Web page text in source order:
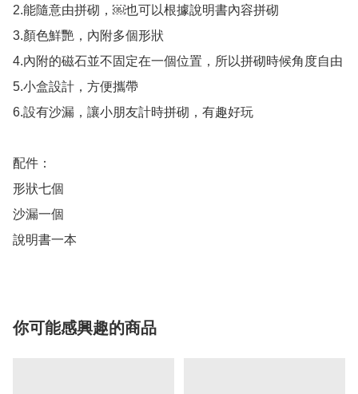
2.能隨意由拼砌，￼也可以根據說明書內容拼砌
3.顏色鮮艷，內附多個形狀
4.內附的磁石並不固定在一個位置，所以拼砌時候角度自由
5.小盒設計，方便攜帶
6.設有沙漏，讓小朋友計時拼砌，有趣好玩
配件：
形狀七個
沙漏一個
說明書一本
你可能感興趣的商品